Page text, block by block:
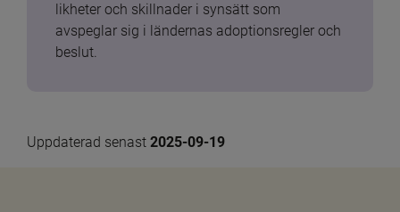
likheter och skillnader i synsätt som
avspeglar sig i ländernas adoptionsregler och
beslut.
Uppdaterad senast 2025-09-19